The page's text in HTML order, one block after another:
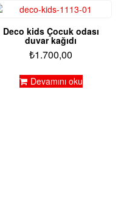
Deco kids Çocuk odası
duvar kağıdı
₺1.700,00
Devamını oku